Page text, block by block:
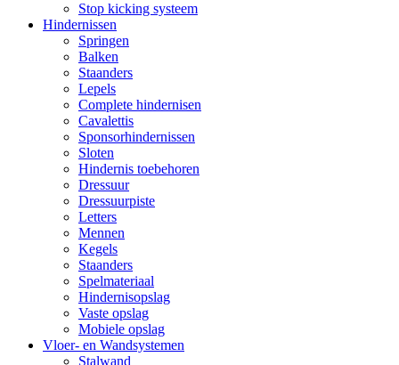
Stop kicking systeem
Hindernissen
Springen
Balken
Staanders
Lepels
Complete hindernisen
Cavalettis
Sponsorhindernissen
Sloten
Hindernis toebehoren
Dressuur
Dressuurpiste
Letters
Mennen
Kegels
Staanders
Spelmateriaal
Hindernisopslag
Vaste opslag
Mobiele opslag
Vloer- en Wandsystemen
Stalwand